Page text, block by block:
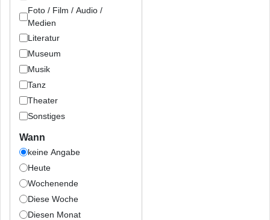
Foto / Film / Audio /
Medien
Literatur
Museum
Musik
Tanz
Theater
Sonstiges
Wann
keine Angabe
Heute
Wochenende
Diese Woche
Diesen Monat